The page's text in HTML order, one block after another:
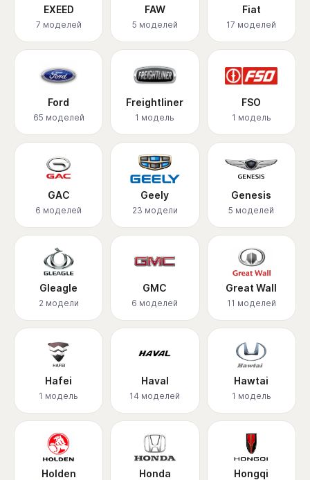
EXEED
7 моделей
FAW
5 моделей
Fiat
17 моделей
Ford
65 моделей
Freightliner
1 модель
FSO
1 модель
GAC
6 моделей
Geely
23 модели
Genesis
5 моделей
Gleagle
2 модели
GMC
6 моделей
Great Wall
11 моделей
Hafei
1 модель
Haval
14 моделей
Hawtai
1 модель
Holden Honda Hongqi